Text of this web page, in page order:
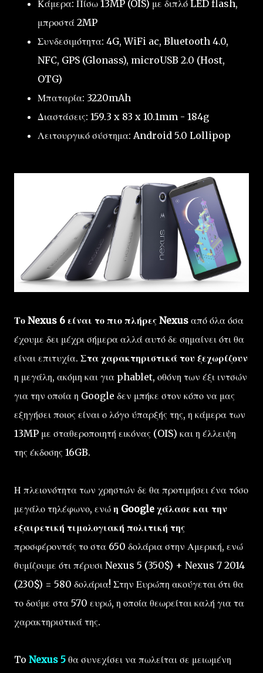
Κάμερα: Πίσω 13MP (OIS) με διπλό LED flash,
μπροστά 2MP
Συνδεσιμότητα: 4G, WiFi ac, Bluetooth 4.0,
NFC, GPS (Glonass), microUSB 2.0 (Host,
OTG)
Μπαταρία: 3220mAh
Διαστάσεις: 159.3 x 83 x 10.1mm - 184g
Λειτουργικό σύστημα: Android 5.0 Lollipop
Το Nexus 6 είναι το πιο πλήρες Nexus από όλα όσα
έχουμε δει μέχρι σήμερα αλλά αυτό δε σημαίνει ότι θα
είναι επιτυχία. Στα χαρακτηριστικά του ξεχωρίζουν
η μεγάλη, ακόμη και για phablet, οθόνη των έξι ιντσών
για την οποία η Google δεν μπήκε στον κόπο να μας
εξηγήσει ποιος είναι ο λόγο ύπαρξής της, η κάμερα των
13MP με σταθεροποιητή εικόνας (OIS) και η έλλειψη
της έκδοσης 16GB.
Η πλειονότητα των χρηστών δε θα προτιμήσει ένα τόσο
μεγάλο τηλέφωνο, ενώ η Google χάλασε και την
εξαιρετική τιμολογιακή πολιτική της
προσφέροντάς το στα 650 δολάρια στην Αμερική, ενώ
θυμίζουμε ότι πέρυσι Nexus 5 (350$) + Nexus 7 2014
(230$) = 580 δολάρια! Στην Ευρώπη ακούγεται ότι θα
το δούμε στα 570 ευρώ, η οποία θεωρείται καλή για τα
χαρακτηριστικά της.
To Nexus 5 θα συνεχίσει να πωλείται σε μειωμένη